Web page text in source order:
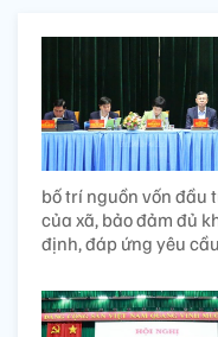
bố trí nguồn vốn đầu
của xã, bảo đảm đủ
định, đáp ứng yêu